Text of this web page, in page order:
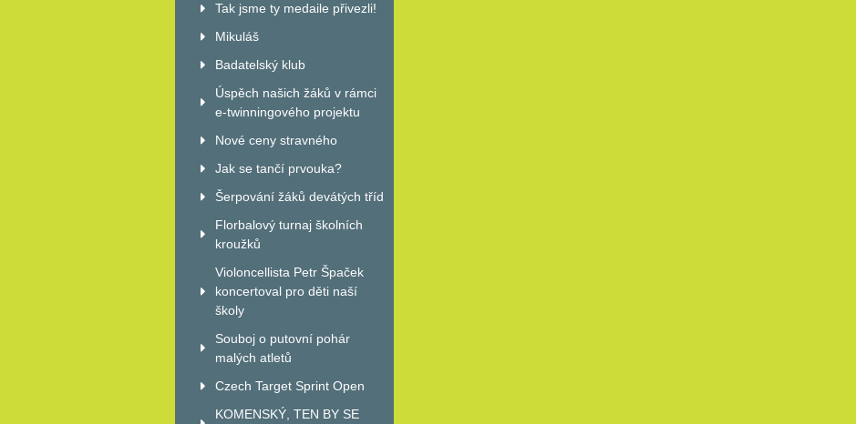
Tak jsme ty medaile přivezli!
Mikuláš
Badatelský klub
Úspěch našich žáků v rámci
e-twinningového projektu
Nové ceny stravného
Jak se tančí prvouka?
Šerpování žáků devátých tříd
Florbalový turnaj školních
kroužků
Violoncellista Petr Špaček
koncertoval pro děti naší
školy
Souboj o putovní pohár
malých atletů
Czech Target Sprint Open
KOMENSKÝ, TEN BY SE